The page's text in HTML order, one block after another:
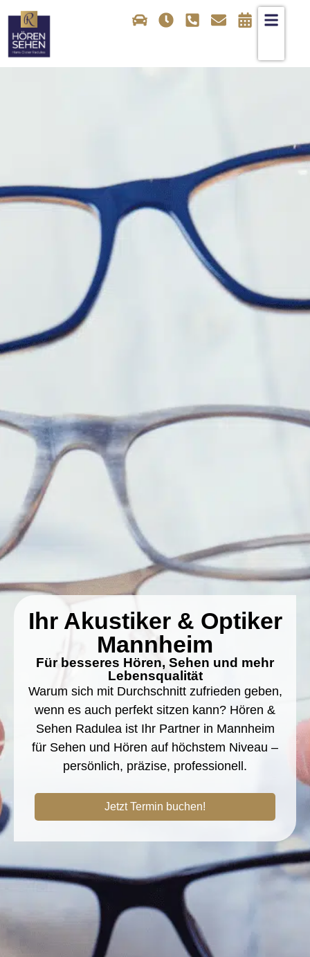
Ihr Akustiker & Optiker
Mannheim
Für besseres Hören, Sehen und mehr
Lebensqualität
Warum sich mit Durchschnitt zufrieden geben,
wenn es auch perfekt sitzen kann? Hören &
Sehen Radulea ist Ihr Partner in Mannheim
für Sehen und Hören auf höchstem Niveau –
persönlich, präzise, professionell.
Jetzt Termin buchen!